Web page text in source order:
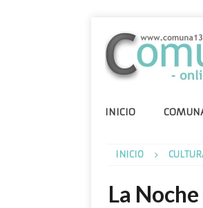
INICIO
INICIO
La